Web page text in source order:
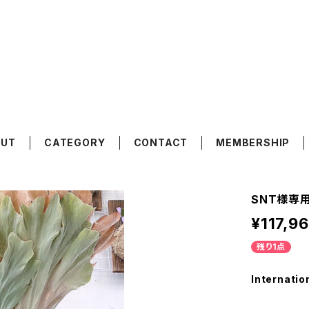
CATEGORY CONTACT MEMBERSHIP
SNT様専
残り1点